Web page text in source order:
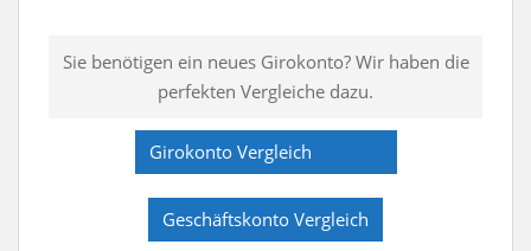
Sie benötigen ein neues Girokonto? Wir haben die
perfekten Vergleiche dazu.
Girokonto Vergleich
Geschäftskonto Vergleich